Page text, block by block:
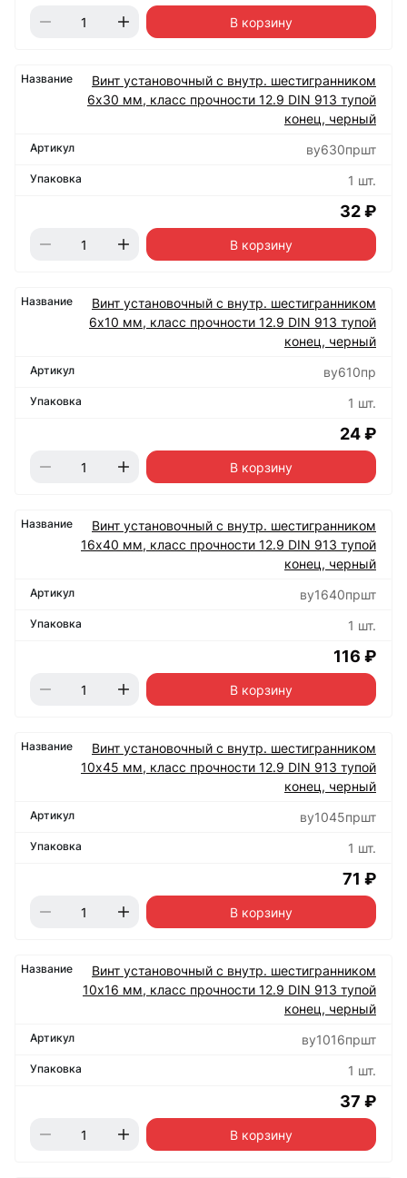
В корзину
Винт установочный с внутр. шестигранником
6х30 мм, класс прочности 12.9 DIN 913 тупой
конец, черный
ву630пршт
1 шт.
32 ₽
В корзину
Винт установочный с внутр. шестигранником
6х10 мм, класс прочности 12.9 DIN 913 тупой
конец, черный
ву610пр
1 шт.
24 ₽
В корзину
Винт установочный с внутр. шестигранником
16х40 мм, класс прочности 12.9 DIN 913 тупой
конец, черный
ву1640пршт
1 шт.
116 ₽
В корзину
Винт установочный с внутр. шестигранником
10х45 мм, класс прочности 12.9 DIN 913 тупой
конец, черный
ву1045пршт
1 шт.
71 ₽
В корзину
Винт установочный с внутр. шестигранником
10х16 мм, класс прочности 12.9 DIN 913 тупой
конец, черный
ву1016пршт
1 шт.
37 ₽
В корзину